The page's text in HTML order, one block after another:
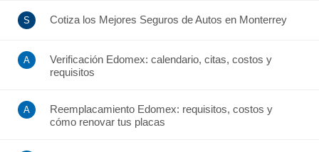
Cotiza los Mejores Seguros de Autos en Monterrey
Verificación Edomex: calendario, citas, costos y
requisitos
Reemplacamiento Edomex: requisitos, costos y
cómo renovar tus placas